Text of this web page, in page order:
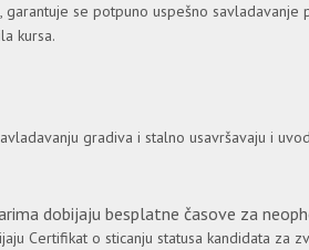
se potpuno uspešno savladavanje
kursa.
gradiva i stalno usavršavaju i
dobijaju besplatne časove za
Certifikat o sticanju statusa kandidata za